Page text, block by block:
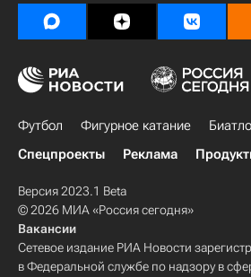
Футбол Фигурное катание
Спецпроекты
Реклама
Версия 2023.1 Beta
© 2026 МИА «Россия сегодня»
Вакансии
Сетевое издание РИА Новости
в Федеральной службе по надзору в